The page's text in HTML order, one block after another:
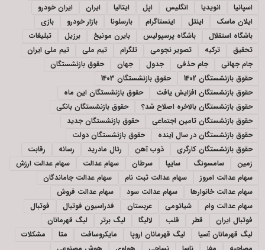
اسپانیا
انویدیا انگلیس اپل ایتالیا ایران
ایران خودرو
ایلان ماسک
اینتل اینستاگرام بارسلونا بازار خودرو
بازی
باشگاه استقلال
باشگاه پرسپولیس بایرن مونیخ برزیل
تبلیغات
تحقیق
ترکیه تصویر نجومی تلگرام تیم ملی
تیم ملی ایران
جام جهانی
جام حذفی جدول جهان
حقوق بازنشستگان
حقوق بازنشستگان 1402
حقوق بازنشستگان 1403
حقوق بازنشستگان افزایش یافت
حقوق بازنشستگان این ماه
حقوق بازنشستگان بالاخره اصلاح شد؟
حقوق بازنشستگان بانکی
حقوق بازنشستگان تامین اجتماعی
حقوق بازنشستگان جدید
حقوق بازنشستگان در سال آینده
حقوق بازنشستگان دولت
حقوق بازنشستگان کارگری
ذوب آهن رئال مادرید رسانه
رقابت
زمین
سامسونگ سایپا سرطان سهام عدالت
سهام عدالت ارزش
سهام عدالت امروز
سهام عدالت ثبت نام
سهام عدالت جاماندگان
سهام عدالت خانوارها
سهام عدالت سود
سهام عدالت فروش
سهام عدالت وام
شیائومی عربستان فدراسیون فوتبال
فوتبال
فوتبال ایران
قطر قلب لالیگا لیگ برتر
لیگ قهرمانان
لیگ قهرمانان آسیا
لیگ قهرمانان اروپا مایکروسافت متا
مشکلات